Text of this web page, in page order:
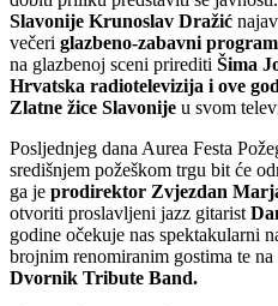
Slavonije Krunoslav Dražić
večeri glazbeno-zabavni program
na glazbenoj sceni prirediti Šima
Hrvatska radiotelevizija i ove
Zlatne žice Slavonije u svom
Posljednjeg dana Aurea Festa
središnjem požeškom trgu bit će
ga je prodirektor Zvjezdan
otvoriti proslavljeni jazz gitarist
godine očekuje nas spektakularni
brojnim renomiranim gostima te
Dvornik Tribute Band.